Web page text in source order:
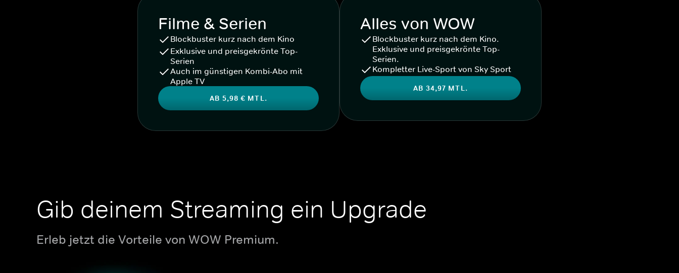
Filme & Serien
Blockbuster kurz nach dem Kino
Exklusive und preisgekrönte Top-
Serien
Auch im günstigen Kombi-Abo mit
Apple TV
AB 5,98 € MTL.
Alles von WOW
Blockbuster kurz nach dem Kino.
Exklusive und preisgekrönte Top-
Serien.
Kompletter Live-Sport von Sky Sport
AB 34,97 MTL.
Gib deinem Streaming ein Upgrade
Erleb jetzt die Vorteile von WOW Premium.